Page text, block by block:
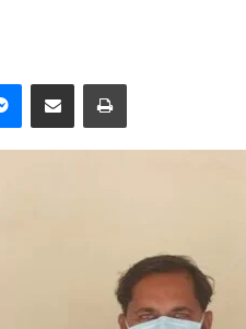
Messenger
Share via Email Print